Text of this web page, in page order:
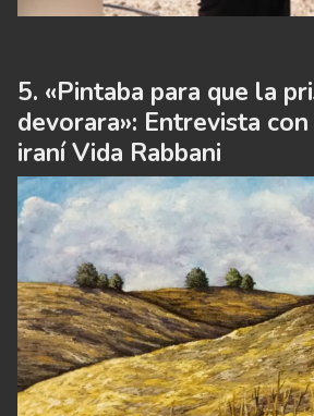
«Pintaba para que la
devorara»: Entrevista
iraní Vida Rabbani